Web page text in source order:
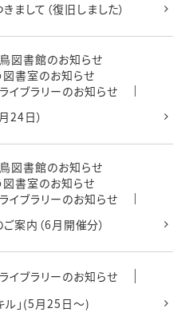
して（復旧しました）
図書館のお知らせ
図書室のお知らせ
イブラリーのお知らせ
24日）
図書館のお知らせ
図書室のお知らせ
イブラリーのお知らせ
案内（6月開催分）
イブラリーのお知らせ
ル」(5月25日～)